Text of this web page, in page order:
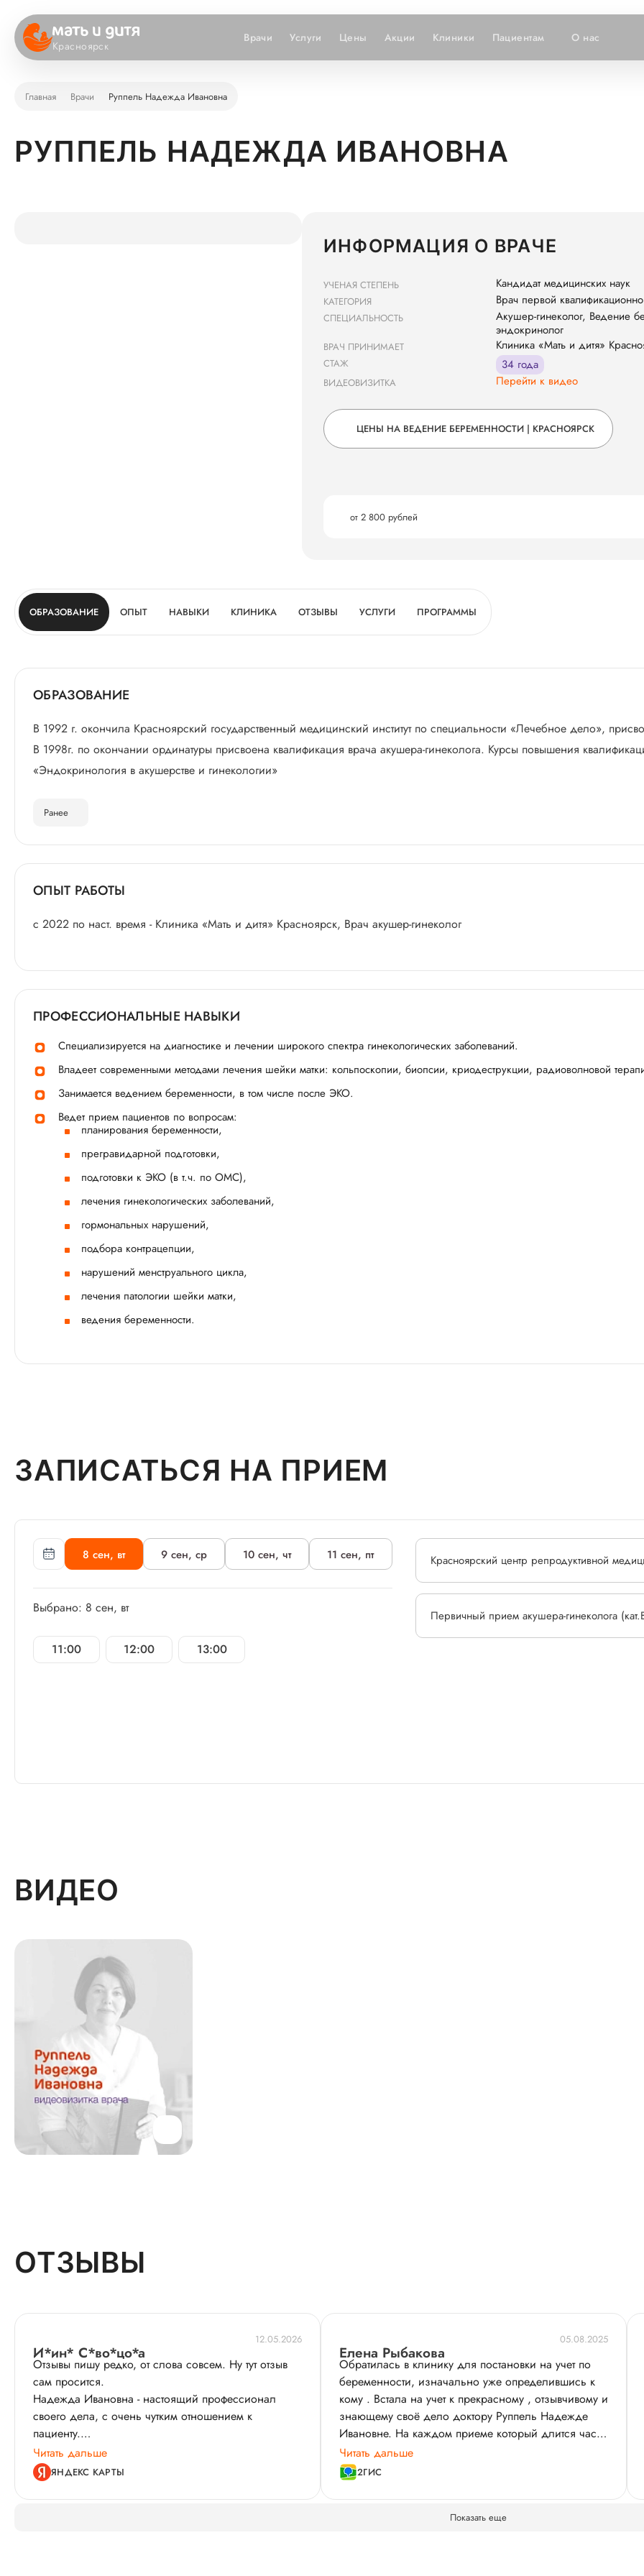
Красноярск
Врачи Услуги Цены Акции Клиники Пациентам О нас
Главная Врачи Руппель Надежда Ивановна
РУППЕЛЬ НАДЕЖДА ИВАНОВНА
ИНФОРМАЦИЯ О ВРАЧЕ
УЧЕНАЯ СТЕПЕНЬ Кандидат медицинских наук
КАТЕГОРИЯ Врач первой
СПЕЦИАЛЬНОСТЬ
Акушер-гинеколог, Ведение
эндокринолог
ВРАЧ ПРИНИМАЕТ Клиника «Мать и дитя»
СТАЖ 34 года
ВИДЕОВИЗИТКА Перейти к видео
ЦЕНЫ НА ВЕДЕНИЕ БЕРЕМЕННОСТИ | КРАСНОЯРСК
от 2 800 рублей
ОБРАЗОВАНИЕ ОПЫТ НАВЫКИ КЛИНИКА ОТЗЫВЫ УСЛУГИ ПРОГРАММЫ
ОБРАЗОВАНИЕ
В 1992 г. окончила Красноярский государственный медицинский институт по специальности «Лечебное дело»,
В 1998г. по окончании ординатуры присвоена квалификация врача акушера-гинеколога. Курсы повышения
«Эндокринология в акушерстве и гинекологии»
Ранее
ОПЫТ РАБОТЫ
с 2022 по наст. время - Клиника «Мать и дитя» Красноярск, Врач акушер-гинеколог
ПРОФЕССИОНАЛЬНЫЕ НАВЫКИ
Специализируется на диагностике и лечении широкого спектра гинекологических заболеваний.
Владеет современными методами лечения шейки матки: кольпоскопии, биопсии, криодеструкции, радиоволновой
Занимается ведением беременности, в том числе после ЭКО.
Ведет прием пациентов по вопросам:
планирования беременности,
прегравидарной подготовки,
подготовки к ЭКО (в т.ч. по ОМС),
лечения гинекологических заболеваний,
гормональных нарушений,
подбора контрацепции,
нарушений менструального цикла,
лечения патологии шейки матки,
ведения беременности.
ЗАПИСАТЬСЯ НА ПРИЕМ
8 сен, вт 9 сен, ср 10 сен, чт 11 сен, пт
Выбрано: 8 сен, вт
11:00 12:00 13:00
Красноярский центр репродуктивной
Первичный прием акушера-гинеколога
ВИДЕО
ОТЗЫВЫ
12.05.2026
И*ин* С*во*цо*а
Отзывы пишу редко, от слова совсем. Ну тут отзыв
сам просится.
Надежда Ивановна - настоящий профессионал
своего дела, с очень чутким отношением к
пациенту.
Определенно находится на своем месте в хорошем
смысле этого слова. Попала я к Надежде Ивановне
по рекомендации другого гинеколога, что
немаловажно.
Читать дальше
ЯНДЕКС КАРТЫ
05.08.2025
Елена Рыбакова
Обратилась в клинику для постановки на учет по
беременности, изначально уже определившись к
кому . Встала на учет к прекрасному , отзывчивому и
знающему своё дело доктору Руппель Надежде
Ивановне. На каждом приеме который длится час ,
всегда теплая атмосфера, приятная беседа. Спасибо
медсестре Елене Александровне , очень приятная
и отзывчивая , всегда подскажет и поможет. Очень
рада , что выбрала именно этого доктора и
Читать дальше
2ГИС
Показать еще